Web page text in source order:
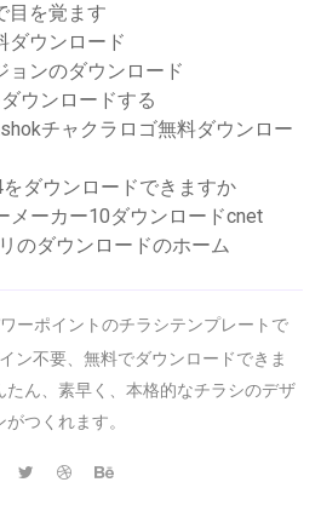
目を覚ます
ダウンロード
ョンのダウンロード
ウンロードする
チャクラロゴ無料ダウンロー
ダウンロードできますか
メーカー10ダウンロードcnet
のダウンロードのホーム
ーポイントのチラシテンプレートで
ン不要、無料でダウンロードできま
ん、素早く、本格的なチラシのデザ
がつくれます。